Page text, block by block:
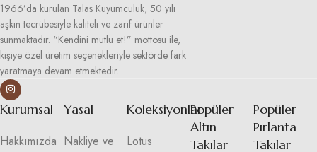
1966’da kurulan Talas Kuyumculuk, 50 yılı
aşkın tecrübesiyle kaliteli ve zarif ürünler
sunmaktadır. “Kendini mutlu et!” mottosu ile,
kişiye özel üretim seçenekleriyle sektörde fark
yaratmaya devam etmektedir.
Kurumsal
Hakkımızda
Yasal
Nakliye ve
Koleksiyonlar
Lotus
Popüler
Altın
Takılar
Popüler
Pırlanta
Takılar